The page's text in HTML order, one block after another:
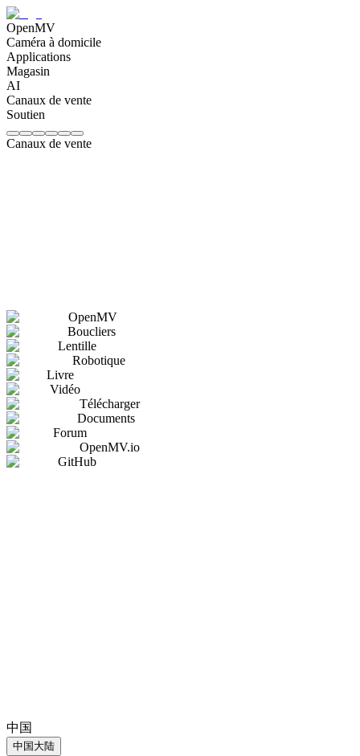
OpenMV
Caméra à domicile
Applications
Magasin
AI
Canaux de vente
Soutien
Canaux de vente
OpenMV
Boucliers
Lentille
Robotique
Livre
Vidéo
Télécharger
Documents
Forum
OpenMV.io
GitHub
中国
中国大陆